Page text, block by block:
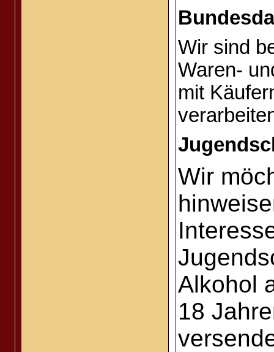
Wir sind
Waren-
mit
Wir
Alkohol
18